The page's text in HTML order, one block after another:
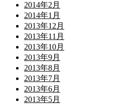
2014年2月
2014年1月
2013年12月
2013年11月
2013年10月
2013年9月
2013年8月
2013年7月
2013年6月
2013年5月